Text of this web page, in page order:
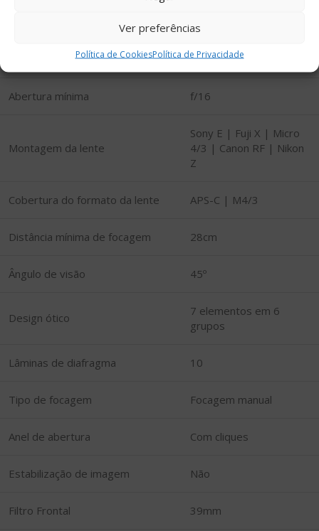
Ver preferências
Política de CookiesPolítica de Privacidade
Abertura máxima f/1.4
Abertura mínima f/16
Montagem da lente
Sony E | Fuji X | Micro
4/3 | Canon RF | Nikon
Z
Cobertura do formato da lente APS-C | M4/3
Distância mínima de focagem 28cm
Ângulo de visão 45º
Design ótico
7 elementos em 6
grupos
Lâminas de diafragma 10
Tipo de focagem Focagem manual
Anel de abertura Com cliques
Estabilização de imagem Não
Filtro Frontal 39mm